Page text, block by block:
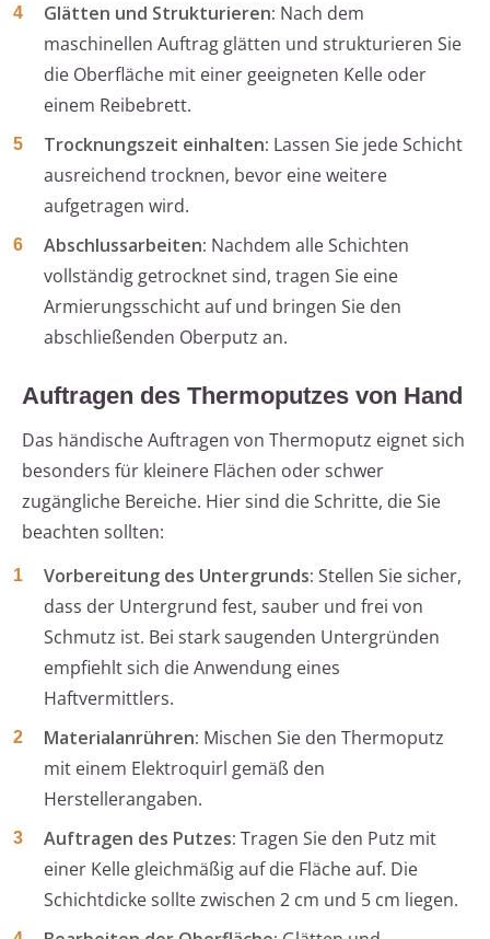
Glätten und Strukturieren: Nach dem
maschinellen Auftrag glätten und strukturieren Sie
die Oberfläche mit einer geeigneten Kelle oder
einem Reibebrett.
Trocknungszeit einhalten: Lassen Sie jede Schicht
ausreichend trocknen, bevor eine weitere
aufgetragen wird.
Abschlussarbeiten: Nachdem alle Schichten
vollständig getrocknet sind, tragen Sie eine
Armierungsschicht auf und bringen Sie den
abschließenden Oberputz an.
Auftragen des Thermoputzes von Hand
Das händische Auftragen von Thermoputz eignet sich
besonders für kleinere Flächen oder schwer
zugängliche Bereiche. Hier sind die Schritte, die Sie
beachten sollten:
Vorbereitung des Untergrunds: Stellen Sie sicher,
dass der Untergrund fest, sauber und frei von
Schmutz ist. Bei stark saugenden Untergründen
empfiehlt sich die Anwendung eines
Haftvermittlers.
Materialanrühren: Mischen Sie den Thermoputz
mit einem Elektroquirl gemäß den
Herstellerangaben.
Auftragen des Putzes: Tragen Sie den Putz mit
einer Kelle gleichmäßig auf die Fläche auf. Die
Schichtdicke sollte zwischen 2 cm und 5 cm liegen.